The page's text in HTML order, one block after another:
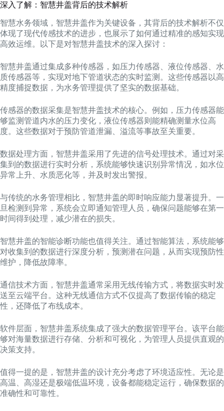
深入了解：智慧井盖背后的技术解析
智慧水务领域，智慧井盖作为关键设备，其背后的技术解析不仅
体现了现代传感技术的进步，也展示了如何通过精准的感知实现
高效运维。以下是对智慧井盖技术的深入探讨：
智慧井盖通过集成多种传感器，如压力传感器、液位传感器、水
质传感器等，实现对地下管道状态的实时监测。这些传感器以高
精度捕捉数据，为水务管理提供了坚实的数据基础。
传感器的数据采集是智慧井盖技术的核心。例如，压力传感器能
够监测管道内水的压力变化，液位传感器则能精确测量水位高
度。这些数据对于预防管道泄漏、溢流等事故至关重要。
数据处理方面，智慧井盖采用了先进的信号处理技术。通过对采
集到的数据进行实时分析，系统能够快速识别异常情况，如水位
异常上升、水质恶化等，并及时发出警报。
与传统的水务管理相比，智慧井盖的即时响应能力显著提升。一
旦检测到异常，系统会立即通知管理人员，确保问题能够在第一
时间得到处理，减少潜在的损失。
智慧井盖的智能诊断功能也值得关注。通过智能算法，系统能够
对收集到的数据进行深度分析，预测潜在问题，从而实现预防性
维护，降低故障率。
通信技术方面，智慧井盖通常采用无线传输方式，将数据实时发
送至云端平台。这种无线通信方式不仅提高了数据传输的稳定
性，还降低了布线成本。
软件层面，智慧井盖系统集成了强大的数据管理平台。该平台能
够对海量数据进行存储、分析和可视化，为管理人员提供直观的
决策支持。
值得一提的是，智慧井盖的设计充分考虑了环境适应性。无论是
高温、高湿还是极端低温环境，设备都能稳定运行，确保数据的
准确性和可靠性。